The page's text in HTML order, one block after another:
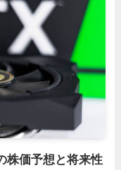
株価予想と将来性